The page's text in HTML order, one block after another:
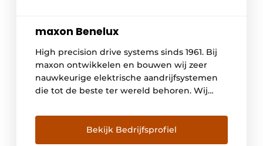
maxon Benelux
High precision drive systems sinds 1961. Bij
maxon ontwikkelen en bouwen wij zeer
nauwkeurige elektrische aandrijfsystemen
die tot de beste ter wereld behoren. Wij
motoren, gearboxen, sensoren en
controllers tot complete mechatronische
aandrijfsystemen. Sinds 1961 vertrouwen
Bekijk Bedrijfsprofiel